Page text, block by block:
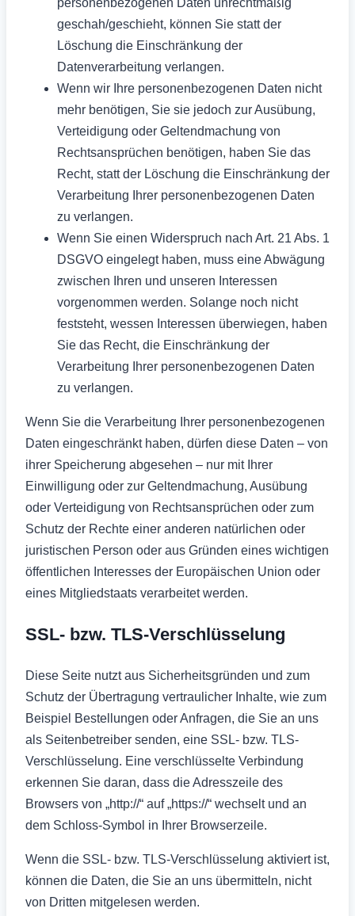
personenbezogenen Daten unrechtmäßig
geschah/geschieht, können Sie statt der
Löschung die Einschränkung der
Datenverarbeitung verlangen.
Wenn wir Ihre personenbezogenen Daten nicht
mehr benötigen, Sie sie jedoch zur Ausübung,
Verteidigung oder Geltendmachung von
Rechtsansprüchen benötigen, haben Sie das
Recht, statt der Löschung die Einschränkung der
Verarbeitung Ihrer personenbezogenen Daten
zu verlangen.
Wenn Sie einen Widerspruch nach Art. 21 Abs. 1
DSGVO eingelegt haben, muss eine Abwägung
zwischen Ihren und unseren Interessen
vorgenommen werden. Solange noch nicht
feststeht, wessen Interessen überwiegen, haben
Sie das Recht, die Einschränkung der
Verarbeitung Ihrer personenbezogenen Daten
zu verlangen.
Wenn Sie die Verarbeitung Ihrer personenbezogenen
Daten eingeschränkt haben, dürfen diese Daten – von
ihrer Speicherung abgesehen – nur mit Ihrer
Einwilligung oder zur Geltendmachung, Ausübung
oder Verteidigung von Rechtsansprüchen oder zum
Schutz der Rechte einer anderen natürlichen oder
juristischen Person oder aus Gründen eines wichtigen
öffentlichen Interesses der Europäischen Union oder
eines Mitgliedstaats verarbeitet werden.
SSL- bzw. TLS-Verschlüsselung
Diese Seite nutzt aus Sicherheitsgründen und zum
Schutz der Übertragung vertraulicher Inhalte, wie zum
Beispiel Bestellungen oder Anfragen, die Sie an uns
als Seitenbetreiber senden, eine SSL- bzw. TLS-
Verschlüsselung. Eine verschlüsselte Verbindung
erkennen Sie daran, dass die Adresszeile des
Browsers von „http://“ auf „https://“ wechselt und an
dem Schloss-Symbol in Ihrer Browserzeile.
Wenn die SSL- bzw. TLS-Verschlüsselung aktiviert ist,
können die Daten, die Sie an uns übermitteln, nicht
von Dritten mitgelesen werden.